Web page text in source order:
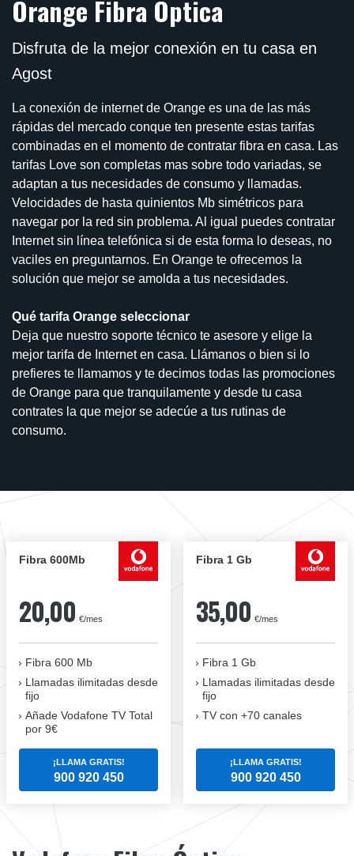
Orange Fibra Óptica
Disfruta de la mejor conexión en tu casa en
Agost
La conexión de internet de Orange es una de las más
rápidas del mercado conque ten presente estas tarifas
combinadas en el momento de contratar fibra en casa. Las
tarifas Love son completas mas sobre todo variadas, se
adaptan a tus necesidades de consumo y llamadas.
Velocidades de hasta quinientos Mb simétricos para
navegar por la red sin problema. Al igual puedes contratar
Internet sin línea telefónica si de esta forma lo deseas, no
vaciles en preguntarnos. En Orange te ofrecemos la
solución que mejor se amolda a tus necesidades.
Qué tarifa Orange seleccionar
Deja que nuestro soporte técnico te asesore y elige la
mejor tarifa de Internet en casa. Llámanos o bien si lo
prefieres te llamamos y te decimos todas las promociones
de Orange para que tranquilamente y desde tu casa
contrates la que mejor se adecúe a tus rutinas de
consumo.
Fibra 600Mb
20,00 €/mes
Fibra 600 Mb
Llamadas ilimitadas desde
fijo
Añade Vodafone TV Total
por 9€
¡LLAMA GRATIS!
900 920 450
Fibra 1 Gb
35,00 €/mes
Fibra 1 Gb
Llamadas ilimitadas desde
fijo
TV con +70 canales
¡LLAMA GRATIS!
900 920 450